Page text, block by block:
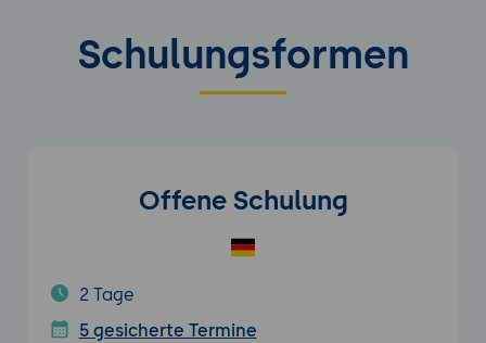
Schulungsformen
Offene Schulung
2 Tage
5 gesicherte Termine